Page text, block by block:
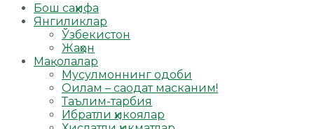
Бош саҳифа
Янгиликлар
Ўзбекистон
Жаҳон
Мақолалар
Мусулмоннинг одоби
Оилам – саодат масканим!
Таълим-тарбия
Ибратли ҳикоялар